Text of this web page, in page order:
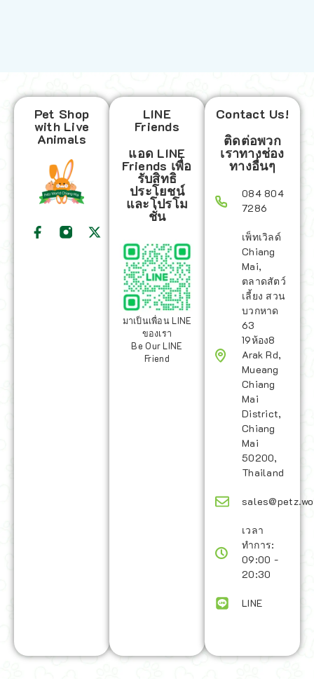
Pet Shop
with Live
Animals
LINE
Friends
แอด LINE
Friends เพื่อ
รับสิทธิ
ประโยชน์
และโปรโม
ชั่น
มาเป็นเพื่อน LINE
ของเรา
Be Our LINE
Friend
Contact Us!
ติดต่อพวก
เราทางช่อง
ทางอื่นๆ
084 804
7286
เพ็ทเวิลด์
Chiang
Mai,
ตลาดสัตว์
เลี้ยง สวน
บวกหาด
63
19ห้อง8
Arak Rd,
Mueang
Chiang
Mai
District,
Chiang
Mai
50200,
Thailand
เวลา
ทำการ:
09:00 -
20:30
LINE